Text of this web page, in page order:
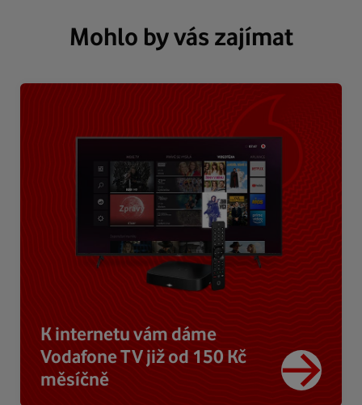
Mohlo by vás zajímat
K internetu vám dáme
Vodafone TV již od 150 Kč
měsíčně